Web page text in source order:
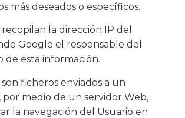
más deseados o específicos.
recopilan la dirección IP del
Google el responsable del
de esta información.
son ficheros enviados a un
por medio de un servidor Web,
la navegación del Usuario en